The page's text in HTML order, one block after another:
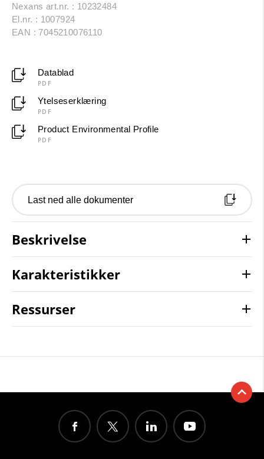
Nexans art.nr. : 10232484
El.nr. : 1007924
EAN : 7045210076110
Datablad
PDF
Ytelseserklæring
PDF
Product Environmental Profile
PDF
Last ned alle dokumenter
Beskrivelse
Karakteristikker
Ressurser